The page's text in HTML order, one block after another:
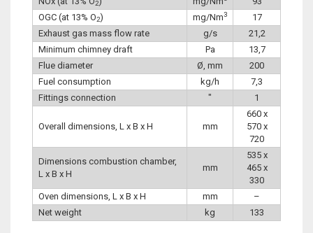
2
OGC (at 13% O2) mg/Nm3
17
Exhaust gas mass flow rate
g/s
21,2
Minimum chimney draft
Pa
13,7
Flue diameter
Ø, mm
200
Fuel consumption
kg/h
7,3
Fittings connection
″ 1
Overall dimensions, L x B x H mm
660 x
570 x
720
Dimensions combustion chamber,
L x B x H
mm
535 x
465 x
330
Oven dimensions, L x B x H
mm
–
Net weight
kg 133